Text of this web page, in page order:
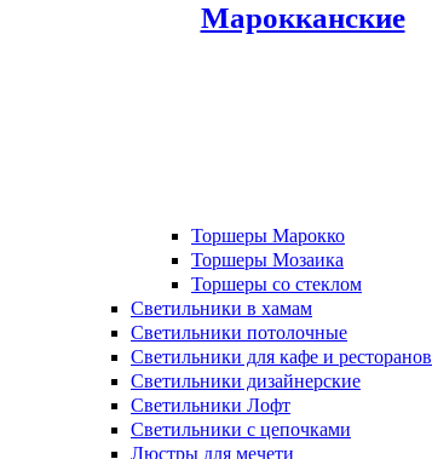
Марокканские
Торшеры Марокко
Торшеры Мозаика
Торшеры со стеклом
Светильники в хамам
Светильники потолочные
Светильники для кафе и ресторанов
Светильники дизайнерские
Светильники Лофт
Светильники с цепочками
Люстры для мечети